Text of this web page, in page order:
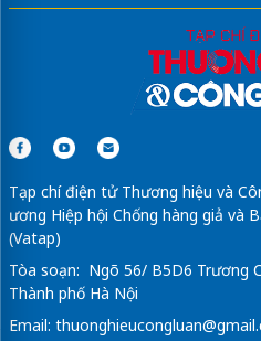
Tạp chí điện tử Thương hiệu và
ương Hiệp hội Chống hàng giả và
(Vatap)
Tòa soạn: Ngõ 56/ B5D6 Trương
Thành phố Hà Nội
Email: